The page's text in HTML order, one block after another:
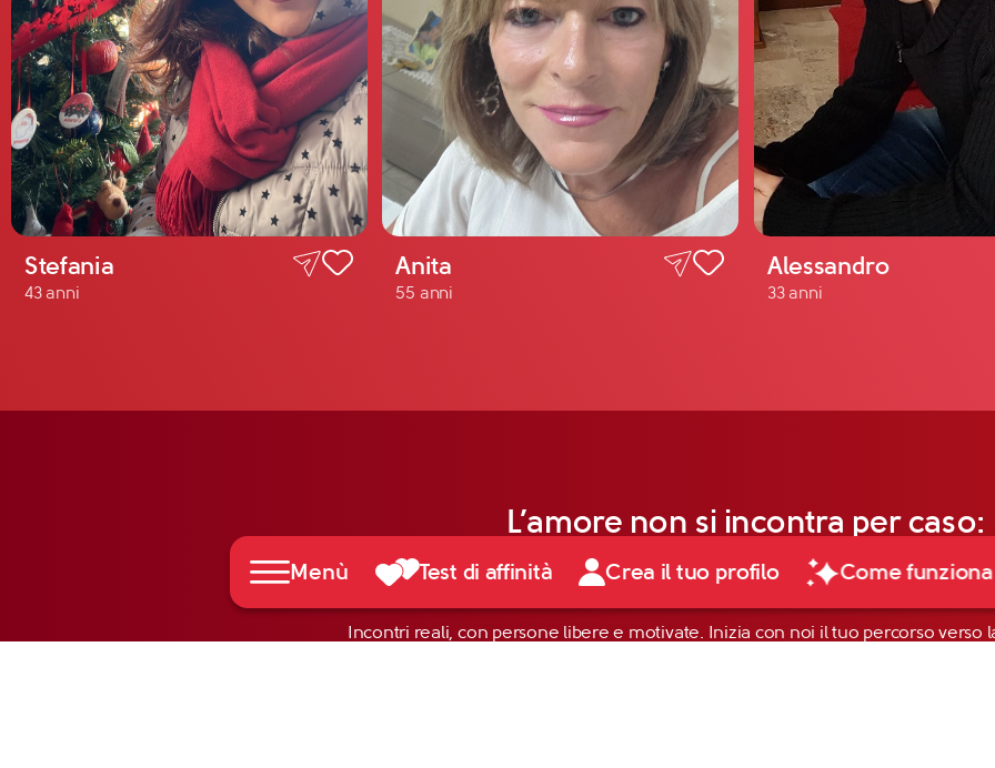
Menù Test di affinità Crea il tuo profilo Come funziona
Stefania
43 anni
Anita
55 anni
Alessandro
33 anni
L’amore non si incontra per caso:
affidati a Club di Più!
Incontri reali, con persone libere e motivate. Inizia con noi il tuo percorso verso